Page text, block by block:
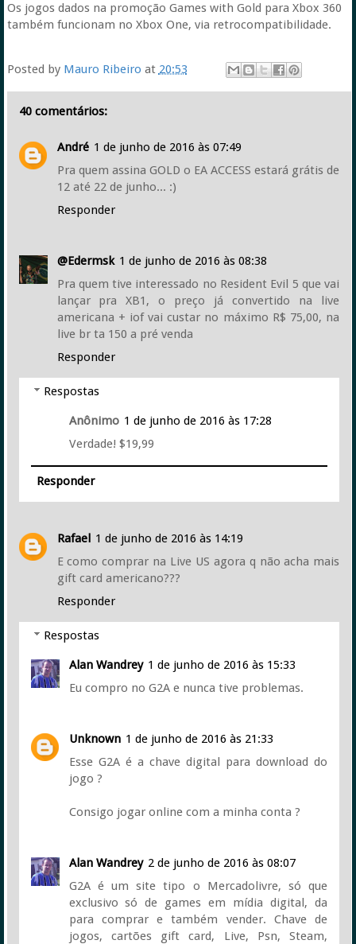
Os jogos dados na promoção Games with Gold para Xbox 360
também funcionam no Xbox One, via retrocompatibilidade.
Posted by Mauro Ribeiro at 20:53
40 comentários:
André 1 de junho de 2016 às 07:49
Pra quem assina GOLD o EA ACCESS estará grátis de
12 até 22 de junho... :)
Responder
@Edermsk 1 de junho de 2016 às 08:38
Pra quem tive interessado no Resident Evil 5 que vai
lançar pra XB1, o preço já convertido na live
americana + iof vai custar no máximo R$ 75,00, na
live br ta 150 a pré venda
Responder
Respostas
Anônimo 1 de junho de 2016 às 17:28
Verdade! $19,99
Responder
Rafael 1 de junho de 2016 às 14:19
E como comprar na Live US agora q não acha mais
gift card americano???
Responder
Respostas
Alan Wandrey 1 de junho de 2016 às 15:33
Eu compro no G2A e nunca tive problemas.
Unknown 1 de junho de 2016 às 21:33
Esse G2A é a chave digital para download do
jogo ?
Consigo jogar online com a minha conta ?
Alan Wandrey 2 de junho de 2016 às 08:07
G2A é um site tipo o Mercadolivre, só que
exclusivo só de games em mídia digital, da
para comprar e também vender. Chave de
jogos, cartões gift card, Live, Psn, Steam,